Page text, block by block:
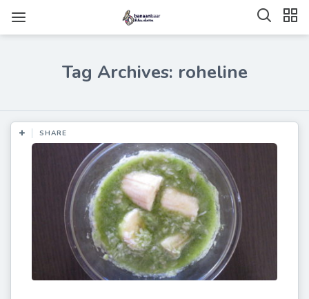
Tag Archives: roheline
SHARE